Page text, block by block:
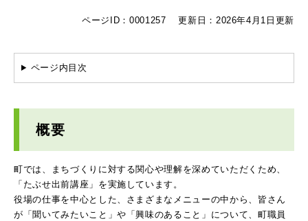
ページID：0001257 更新日：2026年4月1日更新
ページ内目次
概要
町では、まちづくりに対する関心や理解を深めていただくため、
「たぶせ出前講座」を実施しています。
役場の仕事を中心とした、さまざまなメニューの中から、皆さん
が「聞いてみたいこと」や「興味のあること」について、町職員